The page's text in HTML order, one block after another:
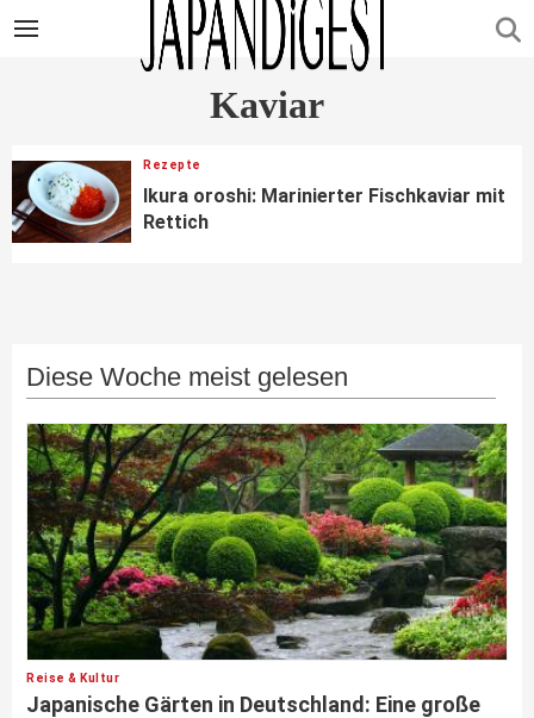
Kaviar
Rezepte
Ikura oroshi: Marinierter Fischkaviar mit
Rettich
Diese Woche meist gelesen
Reise & Kultur
Japanische Gärten in Deutschland: Eine große